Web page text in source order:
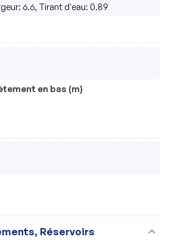
6.6, Tirant d'eau: 0.89
en bas (m)
Réservoirs expand_more